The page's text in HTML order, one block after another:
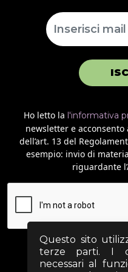
Ho letto la l'informativa
newsletter e
dell’art. 13 del
esempio: invio di
riguardante
Questo sito
terze parti. I
necessari al